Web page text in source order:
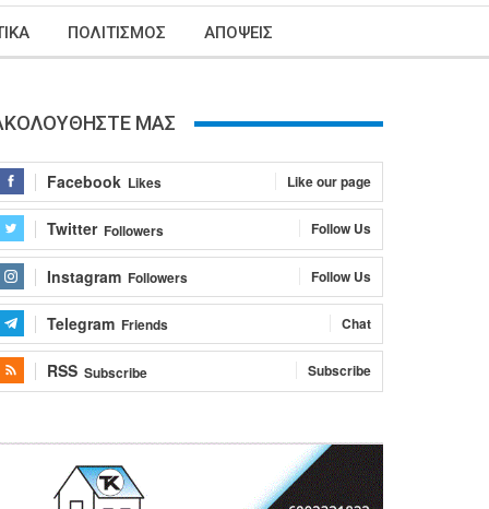
ΠΟΛΙΤΙΣΜΟΣ ΑΠΟΨΕΙΣ
ΜΑΣ
Facebook Likes Like our page
Twitter Followers Follow Us
Instagram Followers Follow Us
Telegram Friends Chat
RSS Subscribe Subscribe